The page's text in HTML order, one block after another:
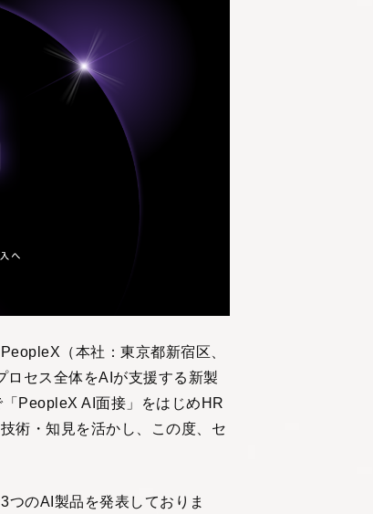
（本社：東京都新宿区、
セス全体をAIが支援する新製
PeopleX AI面接」をはじめHR
術・知見を活かし、この度、セ
つのAI製品を発表しておりま